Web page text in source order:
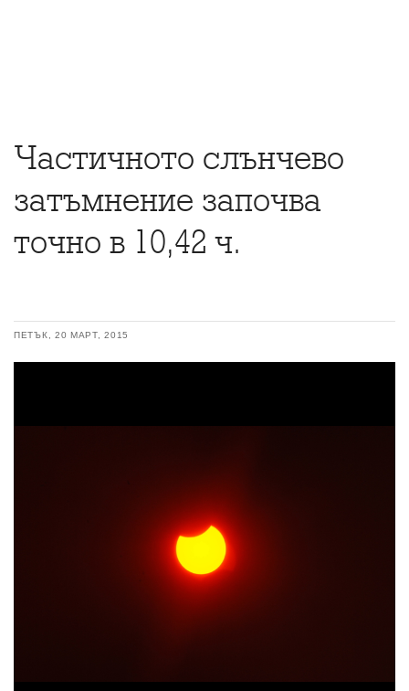
Частичното слънчево
затъмнение започва
точно в 10,42 ч.
ПЕТЪК, 20 МАРТ, 2015